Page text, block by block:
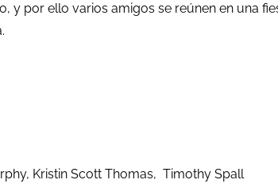
y por ello varios amigos se reúnen en una
Kristin Scott Thomas, Timothy Spall